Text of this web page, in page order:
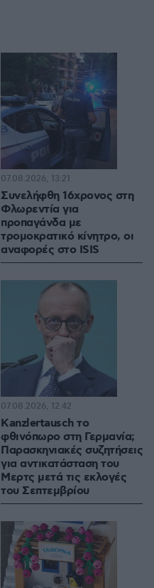
Συνελήφθη 16χρονος στη
Φλωρεντία για
προπαγάνδα με
τρομοκρατικό κίνητρο, οι
αναφορές στο ISIS
07.08.2026, 13:21
Kanzlertausch το
φθινόπωρο στη Γερμανία;
Παρασκηνιακές συζητήσεις
για αντικατάσταση του
Μερτς μετά τις εκλογές
του Σεπτεμβρίου
07.08.2026, 12:42